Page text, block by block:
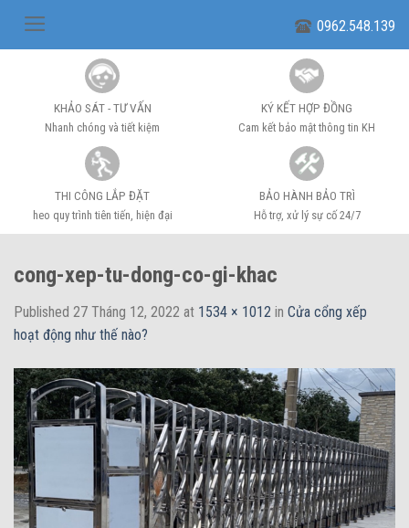
0962.548.139
KHẢO SÁT - TƯ VẤN
Nhanh chóng và tiết kiệm
KÝ KẾT HỢP ĐỒNG
Cam kết bảo mật thông tin KH
THI CÔNG LẮP ĐẶT
heo quy trình tiên tiến, hiện đại
BẢO HÀNH BẢO TRÌ
Hỗ trợ, xử lý sự cố 24/7
cong-xep-tu-dong-co-gi-khac
Published 27 Tháng 12, 2022 at 1534 × 1012 in Cửa cổng xếp
hoạt động như thế nào?